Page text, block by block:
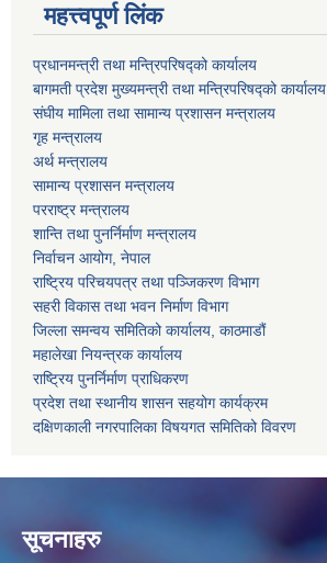
महत्त्वपूर्ण लिंक
प्रधानमन्त्री तथा मन्त्रिपरिषद्को कार्यालय
बागमती प्रदेश मुख्यमन्त्री तथा मन्त्रिपरिषद्को कार्यालय
संघीय मामिला तथा सामान्य प्रशासन मन्त्रालय
गृह मन्त्रालय
अर्थ मन्त्रालय
सामान्य प्रशासन मन्त्रालय
परराष्ट्र मन्त्रालय
शान्ति तथा पुनर्निर्माण मन्त्रालय
निर्वाचन आयोग, नेपाल
राष्ट्रिय परिचयपत्र तथा पञ्जिकरण विभाग
सहरी विकास तथा भवन निर्माण विभाग
जिल्ला समन्वय समितिको कार्यालय, काठमाडौं
महालेखा नियन्त्रक कार्यालय
राष्ट्रिय पुनर्निर्माण प्राधिकरण
प्रदेश तथा स्थानीय शासन सहयोग कार्यक्रम
दक्षिणकाली नगरपालिका विषयगत समितिको विवरण
सूचनाहरु